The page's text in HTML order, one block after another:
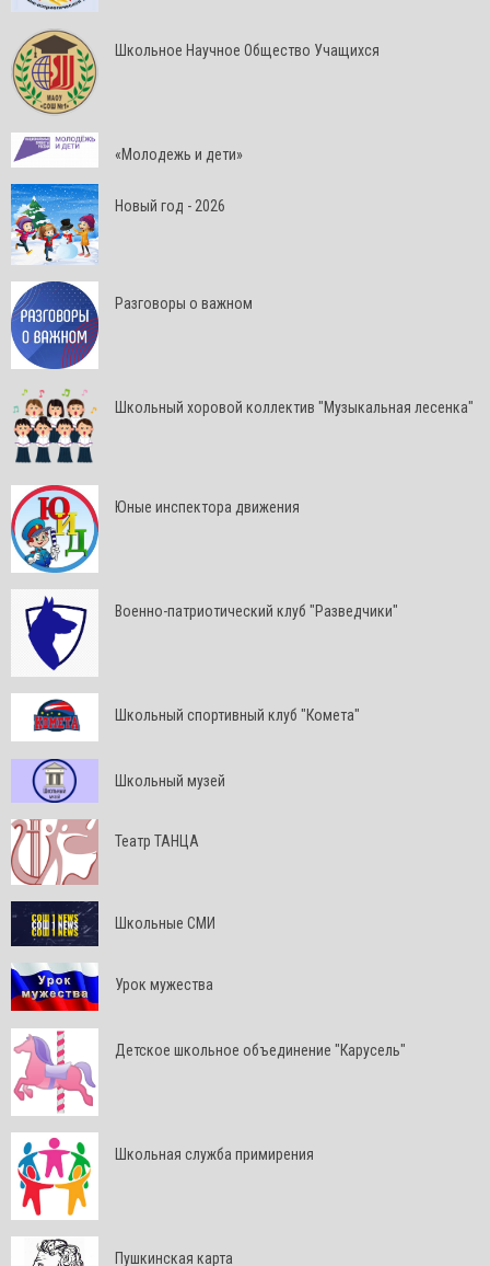
Школьное Научное Общество Учащихся
«Молодежь и дети»
Новый год - 2026
Разговоры о важном
Школьный хоровой коллектив "Музыкальная лесенка"
Юные инспектора движения
Военно-патриотический клуб "Разведчики"
Школьный спортивный клуб "Комета"
Школьный музей
Театр ТАНЦА
Школьные СМИ
Урок мужества
Детское школьное объединение "Карусель"
Школьная служба примирения
Пушкинская карта